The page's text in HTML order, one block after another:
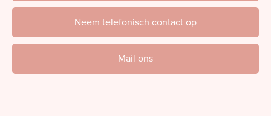
Neem telefonisch contact op
Mail ons